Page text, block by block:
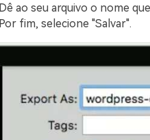
Dê ao seu arquivo o nome
Por fim, selecione "Salvar".